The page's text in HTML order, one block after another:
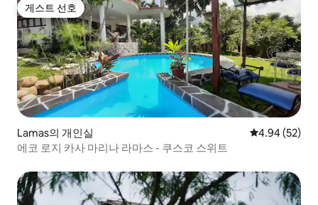
게스트 선호
게스트 선호
Lamas의 개인실 평점 4.94점(5
4.94 (52)
에코 로지 카사 마리나 라마스 - 쿠스코 스위트